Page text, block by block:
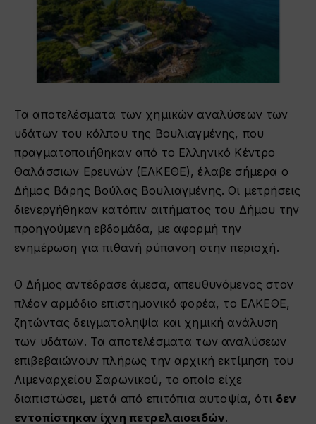
Τα αποτελέσματα των χημικών αναλύσεων των
υδάτων του κόλπου της Βουλιαγμένης, που
πραγματοποιήθηκαν από το Ελληνικό Κέντρο
Θαλάσσιων Ερευνών (ΕΛΚΕΘΕ), έλαβε σήμερα ο
Δήμος Βάρης Βούλας Βουλιαγμένης. Οι μετρήσεις
διενεργήθηκαν κατόπιν αιτήματος του Δήμου την
προηγούμενη εβδομάδα, με αφορμή την
ενημέρωση για πιθανή ρύπανση στην περιοχή.
Ο Δήμος αντέδρασε άμεσα, απευθυνόμενος στον
πλέον αρμόδιο επιστημονικό φορέα, το ΕΛΚΕΘΕ,
ζητώντας δειγματοληψία και χημική ανάλυση
των υδάτων. Τα αποτελέσματα των αναλύσεων
επιβεβαιώνουν πλήρως την αρχική εκτίμηση του
Λιμεναρχείου Σαρωνικού, το οποίο είχε
διαπιστώσει, μετά από επιτόπια αυτοψία, ότι δεν
εντοπίστηκαν ίχνη πετρελαιοειδών.